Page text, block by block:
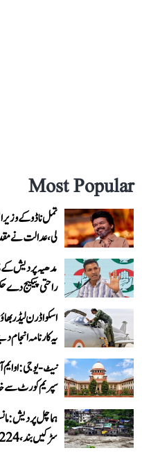
Most Popular
تمل ناڈو کے
لی، عدالت نے
راحتی پیکیج دے
اسکواڈرن لیڈر
یہ کارنامہ انجام
نیٹ-یو جی: او
سپریم کورٹ سے
سڑکیں بند، 224 ٹرانسفارمرز ٹھپ